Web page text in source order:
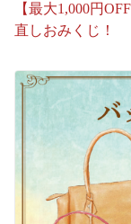
【最大1,000円
直しおみくじ！